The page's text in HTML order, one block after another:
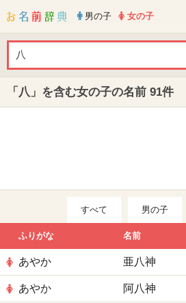
男の子 女の子
「八」を含む女の子の名前 91件
すべて 男の子
ふりがな 名前
あやか 亜八神
あやか 阿八神